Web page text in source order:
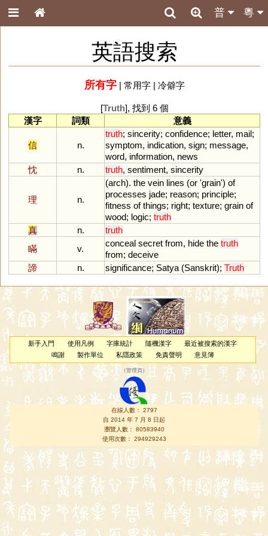
粵
普
英語搜索
所有字| 常用字| 冷僻字
[Truth], 找到 6 個
漢字
詞類 意義
信 n.
truth; sincerity; confidence; letter, mail;
symptom, indication, sign; message,
word, information, news
忱
n. truth, sentiment, sincerity
理 n.
(arch). the vein lines (or 'grain') of
processes jade; reason; principle;
fitness of things; right; texture; grain of
wood; logic; truth
真
n.
truth
瞞
v.
conceal secret from, hide the truth
from; deceive
諦
n. significance; Satya (Sanskrit); Truth
新手入門 使用凡例 字庫統計 隨機漢字
最近被搜索的漢字
鳴謝
製作單位 私隱政策 免責聲明 意見簿
（管理員 ）
在線人數： 2797
自 2014 年 7 月 8 日起
瀏覽人數： 80583940
使用次數： 294929243